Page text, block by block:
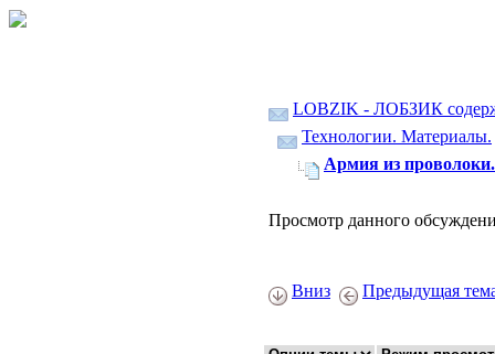
LOBZIK - ЛОБЗИК
Технологии. Материалы.
Армия из проволоки.
Просмотр данного
Вниз Предыдущая